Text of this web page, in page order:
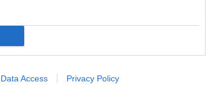
Data Access Privacy Policy